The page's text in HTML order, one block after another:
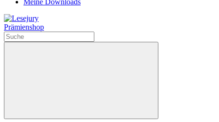
Meine Downloads
Prämienshop